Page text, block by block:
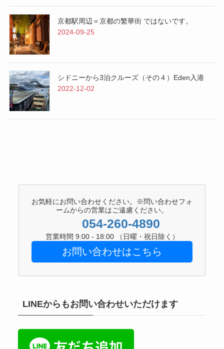
京都駅周辺＝京都の繁華街 ではないです。
2024-09-25
シドニーから3泊クルーズ（その４）Eden入港
2022-12-02
お気軽にお問い合わせください。※問い合わせフォ
ームからの営業はご遠慮ください。
054-260-4890
営業時間 9:00 - 18:00 （日曜・祝日除く）
お問い合わせはこちら
LINEからもお問い合わせいただけます